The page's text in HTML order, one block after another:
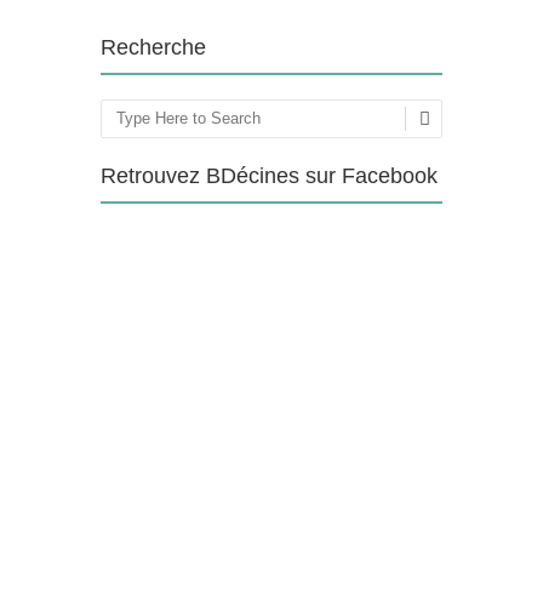
Recherche
Rechercher
Retrouvez BDécines sur Facebook